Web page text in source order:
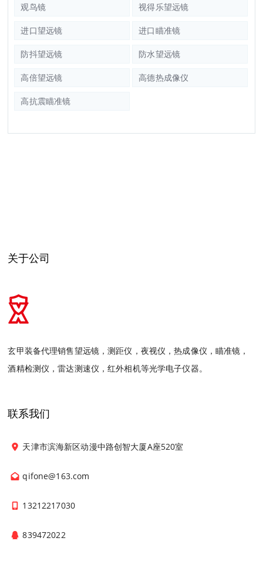
观鸟镜 视得乐望远镜
进口望远镜 进口瞄准镜
防抖望远镜 防水望远镜
高倍望远镜 高德热成像仪
高抗震瞄准镜
关于公司
玄甲装备代理销售望远镜，测距仪，夜视仪，热成像仪，瞄准镜，
酒精检测仪，雷达测速仪，红外相机等光学电子仪器。
联系我们
天津市滨海新区动漫中路创智大厦A座520室
qifone@163.com
13212217030
839472022